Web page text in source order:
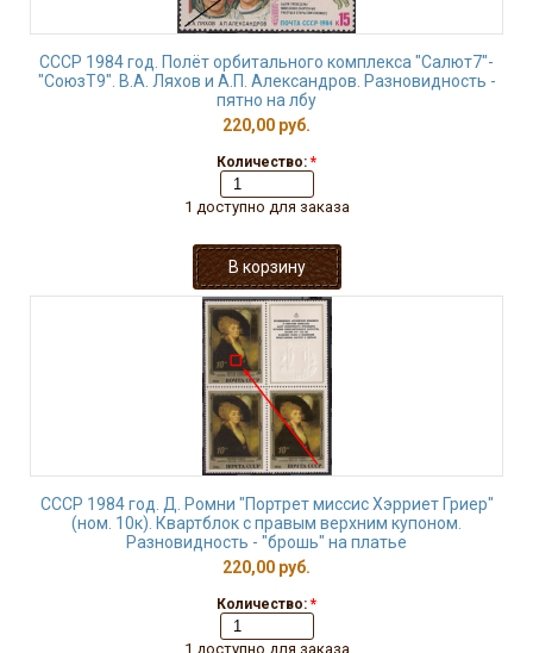
СССР 1984 год. Полёт орбитального комплекса "Салют7"-
"СоюзТ9". В.А. Ляхов и А.П. Александров. Разновидность -
пятно на лбу
220,00 руб.
Количество: *
1 доступно для заказа
СССР 1984 год. Д. Ромни "Портрет миссис Хэрриет Гриер"
(ном. 10к). Квартблок с правым верхним купоном.
Разновидность - "брошь" на платье
220,00 руб.
Количество: *
1 доступно для заказа